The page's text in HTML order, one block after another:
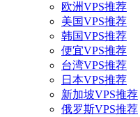
欧洲VPS推荐
美国VPS推荐
韩国VPS推荐
便宜VPS推荐
台湾VPS推荐
日本VPS推荐
新加坡VPS推荐
俄罗斯VPS推荐